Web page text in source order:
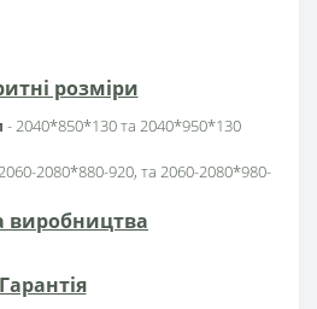
розміри
- 2040*850*130 та 2040*950*130
2060-2080*880-920, та 2060-2080*980-
виробництва
Гарантія